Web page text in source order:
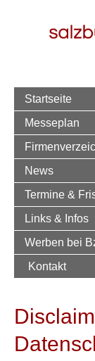
Startseite
Messeplan
News
Termine &
Links & Infos
Werben bei
Kontakt